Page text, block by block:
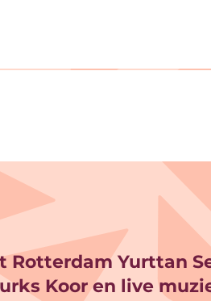
Rotterdam Yurttan
Koor en live